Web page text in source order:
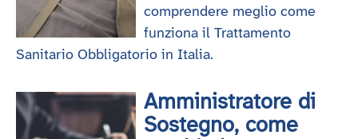
comprendere meglio come
funziona il Trattamento
Sanitario Obbligatorio in Italia.
Amministratore di
Sostegno, come